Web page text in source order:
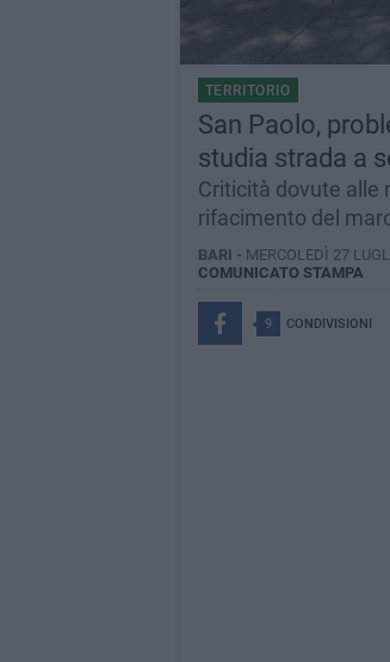
TERRITORIO
San Paolo,
studia strada a
Criticità dovute alle
rifacimento del
BARI - MERCOLEDÌ 27
COMUNICATO STAMPA
9 CONDIVISIONI